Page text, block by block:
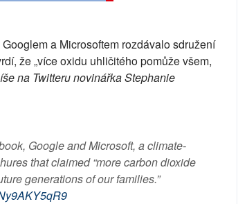
a Microsoftem rozdávalo sdružení
že „více oxidu uhličitého pomůže všem,
na Twitteru novinářka Stephanie
Google and Microsoft, a climate-
that claimed “more carbon dioxide
generations of our families.”